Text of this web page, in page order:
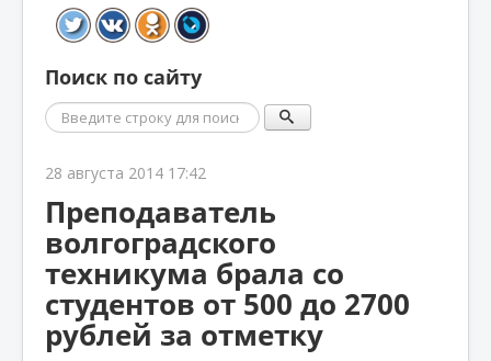
Поиск по сайту
Поиск
28 августа 2014 17:42
Преподаватель
волгоградского
техникума брала со
студентов от 500 до 2700
рублей за отметку